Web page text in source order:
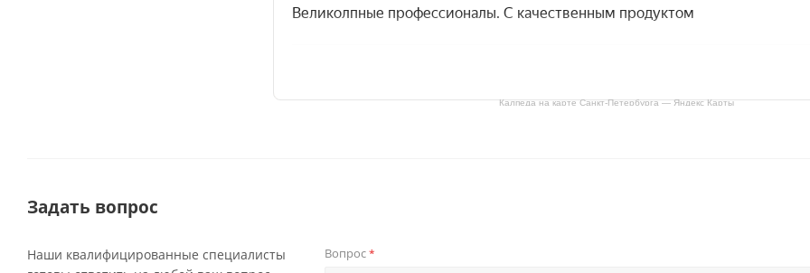
Калпеда на карте Санкт‑Петербурга — Яндекс Карты
Задать вопрос
Наши квалифицированные специалисты
Вопрос*